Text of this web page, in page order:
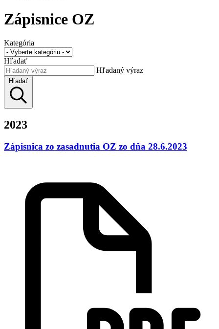
Zápisnice OZ
Kategória
Hľadať
Hľadaný výraz
Hľadať
2023
Zápisnica zo zasadnutia OZ zo dňa 28.6.2023